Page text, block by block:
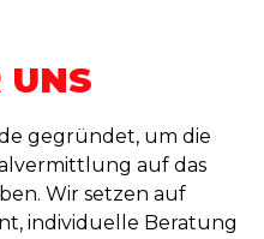
UNS
gegründet, um die
auf das
Wir setzen auf
individuelle Beratung